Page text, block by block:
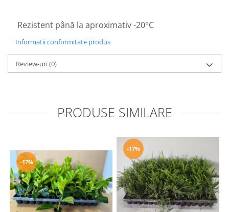
Rezistent până la aproximativ -20°C
Informatii conformitate produs
Review-uri(0)
PRODUSE SIMILARE
-17%
-17%